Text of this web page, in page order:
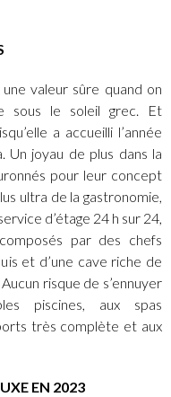
valeur sûre quand on
sous le soleil grec. Et
a accueilli l’année
Un joyau de plus dans la
pour leur concept
ultra de la gastronomie,
d’étage 24 h sur 24,
par des chefs
et d’une cave riche de
risque de s’ennuyer
piscines, aux spas
très complète et aux
EN 2023